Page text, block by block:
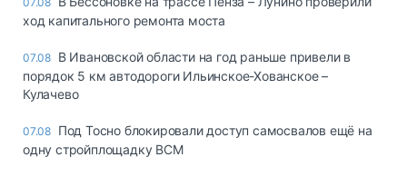
ход капитального ремонта моста
07.08 В Ивановской области на год раньше привели в
порядок 5 км автодороги Ильинское-Хованское –
Кулачево
07.08 Под Тосно блокировали доступ самосвалов ещё на
одну стройплощадку ВСМ